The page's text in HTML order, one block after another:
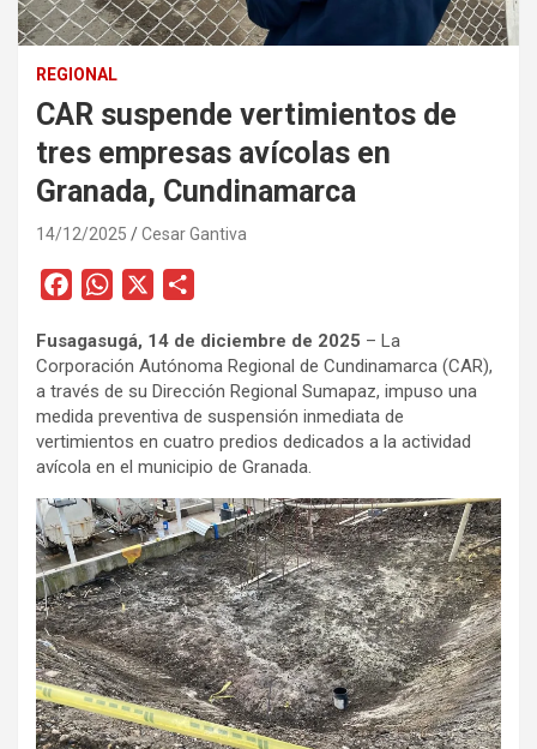
REGIONAL
CAR suspende vertimientos de
tres empresas avícolas en
Granada, Cundinamarca
14/12/2025 Cesar Gantiva
c
e
b
o
o
k
W
a
t
s
A
p
p
m
p
a
r
t
i
r
Fusagasugá, 14 de diciembre de 2025 – La
Corporación Autónoma Regional de Cundinamarca (CAR),
a través de su Dirección Regional Sumapaz, impuso una
medida preventiva de suspensión inmediata de
vertimientos en cuatro predios dedicados a la actividad
avícola en el municipio de Granada.